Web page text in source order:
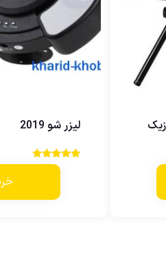
لیزر شو 2019